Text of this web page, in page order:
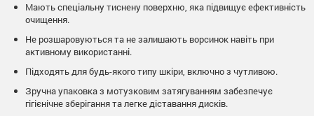
Мають спеціальну тиснену поверхню, яка підвищує ефективність
очищення.
Не розшаровуються та не залишають ворсинок навіть при
активному використанні.
Підходять для будь-якого типу шкіри, включно з чутливою.
Зручна упаковка з мотузковим затягуванням забезпечує
гігієнічне зберігання та легке діставання дисків.